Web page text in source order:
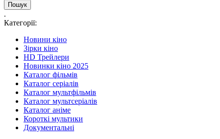
.
Категорії:
Новини кіно
Зірки кіно
HD Трейлери
Новинки кіно 2025
Каталог фільмів
Каталог серіалів
Каталог мультфільмів
Каталог мультсеріалів
Каталог аніме
Короткі мультики
Документальні